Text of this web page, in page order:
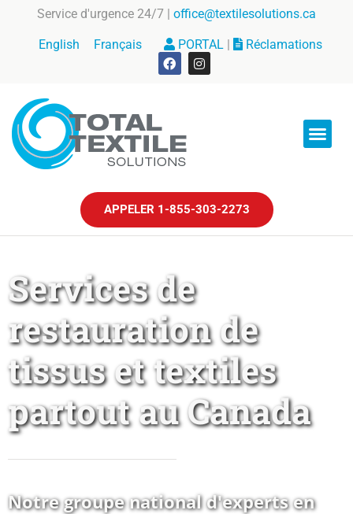
Service d'urgence 24/7 | office@textilesolutions.ca
English Français PORTAL | Réclamations
APPELER 1-855-303-2273
Services de
restauration de
tissus et textiles
partout au Canada
Notre groupe national d'experts en